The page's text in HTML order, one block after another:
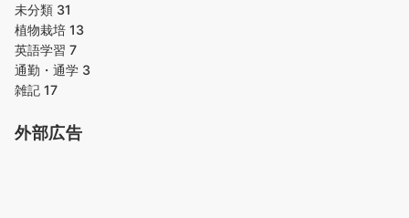
未分類 31
植物栽培 13
英語学習 7
通勤・通学 3
雑記 17
外部広告